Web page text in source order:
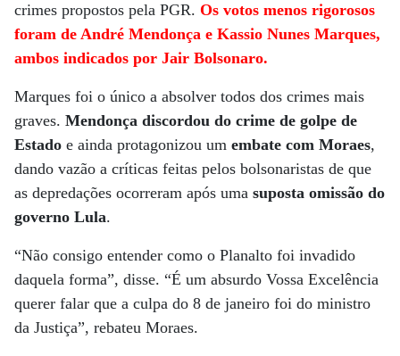
crimes propostos pela PGR. Os votos menos rigorosos
foram de André Mendonça e Kassio Nunes Marques,
ambos indicados por Jair Bolsonaro.
Marques foi o único a absolver todos dos crimes mais
graves. Mendonça discordou do crime de golpe de
Estado e ainda protagonizou um embate com Moraes,
dando vazão a críticas feitas pelos bolsonaristas de que
as depredações ocorreram após uma suposta omissão do
governo Lula.
“Não consigo entender como o Planalto foi invadido
daquela forma”, disse. “É um absurdo Vossa Excelência
querer falar que a culpa do 8 de janeiro foi do ministro
da Justiça”, rebateu Moraes.